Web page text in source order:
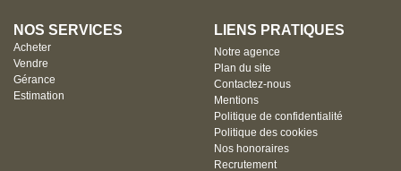
NOS SERVICES
Acheter
Vendre
Gérance
Estimation
LIENS PRATIQUES
Notre agence
Plan du site
Contactez-nous
Mentions
Politique de confidentialité
Politique des cookies
Nos honoraires
Recrutement